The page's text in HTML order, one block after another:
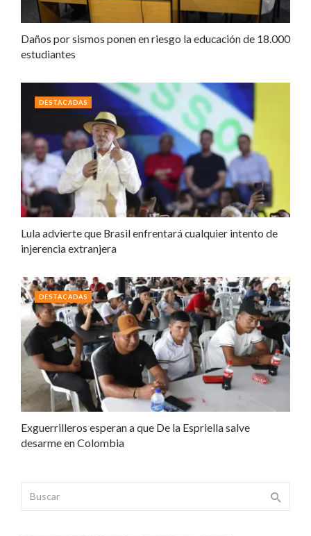
Daños por sismos ponen en riesgo la educación de 18.000
estudiantes
Lula advierte que Brasil enfrentará cualquier intento de
injerencia extranjera
DESTACADAS
Exguerrilleros esperan a que De la Espriella salve
desarme en Colombia
DESTACADAS